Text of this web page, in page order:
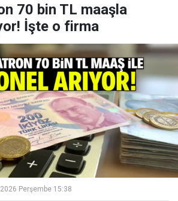
70 bin TL maaşla
İşte o firma
Perşembe 15:38